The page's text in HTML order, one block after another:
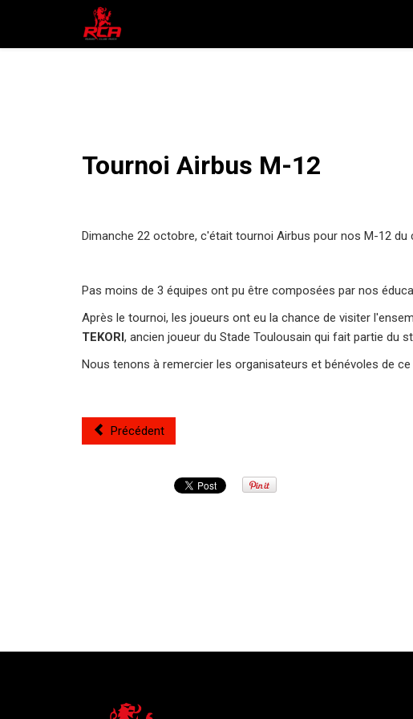
Tournoi Airbus M-12
Dimanche 22 octobre, c'était tournoi Airbus pour nos M-12 du
Pas moins de 3 équipes ont pu être composées par nos
Après le tournoi, les joueurs ont eu la chance de visiter
TEKORI, ancien joueur du Stade Toulousain qui fait partie du
Nous tenons à remercier les organisateurs et bénévoles de
Précédent